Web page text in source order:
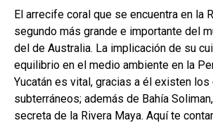
El arrecife coral que se encuentra en la
segundo más grande e importante del
del de Australia. La implicación de su
equilibrio en el medio ambiente en la
Yucatán es vital, gracias a él existen
subterráneos; además de Bahía
secreta de la Rivera Maya. Aquí te